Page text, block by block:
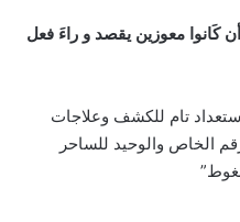
كَانوا معوزين يقصد و راءَ فعل
تام للكشف وعلاجات
الخاص والوحيد للساحر